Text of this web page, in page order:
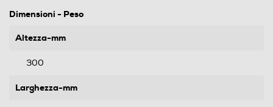
Dimensioni - Peso
Altezza-mm
300
Larghezza-mm